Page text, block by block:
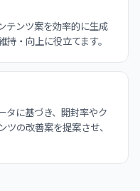
テンツ案を効率的に生成
持・向上に役立てます。
タに基づき、開封率やク
ツの改善案を提案させ、